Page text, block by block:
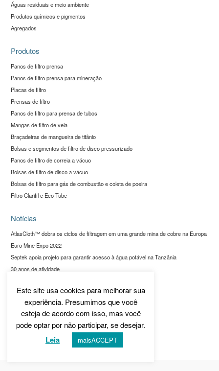
Águas residuais e meio ambiente
Produtos químicos e pigmentos
Agregados
Produtos
Panos de filtro prensa
Panos de filtro prensa para mineração
Placas de filtro
Prensas de filtro
Panos de filtro para prensa de tubos
Mangas de filtro de vela
Braçadeiras de mangueira de titânio
Bolsas e segmentos de filtro de disco pressurizado
Panos de filtro de correia a vácuo
Bolsas de filtro de disco a vácuo
Bolsas de filtro para gás de combustão e coleta de poeira
Filtro Clarifil e Eco Tube
Notícias
AtlasCloth™ dobra os ciclos de filtragem em uma grande mina de cobre na Europa
Euro Mine Expo 2022
Septek apoia projeto para garantir acesso à água potável na Tanzânia
30 anos de atividade
Sobre nós
Política de privacidade
Este site usa cookies para melhorar sua
experiência. Presumimos que você
esteja de acordo com isso, mas você
pode optar por não participar, se desejar.
Leia maisACCEPT